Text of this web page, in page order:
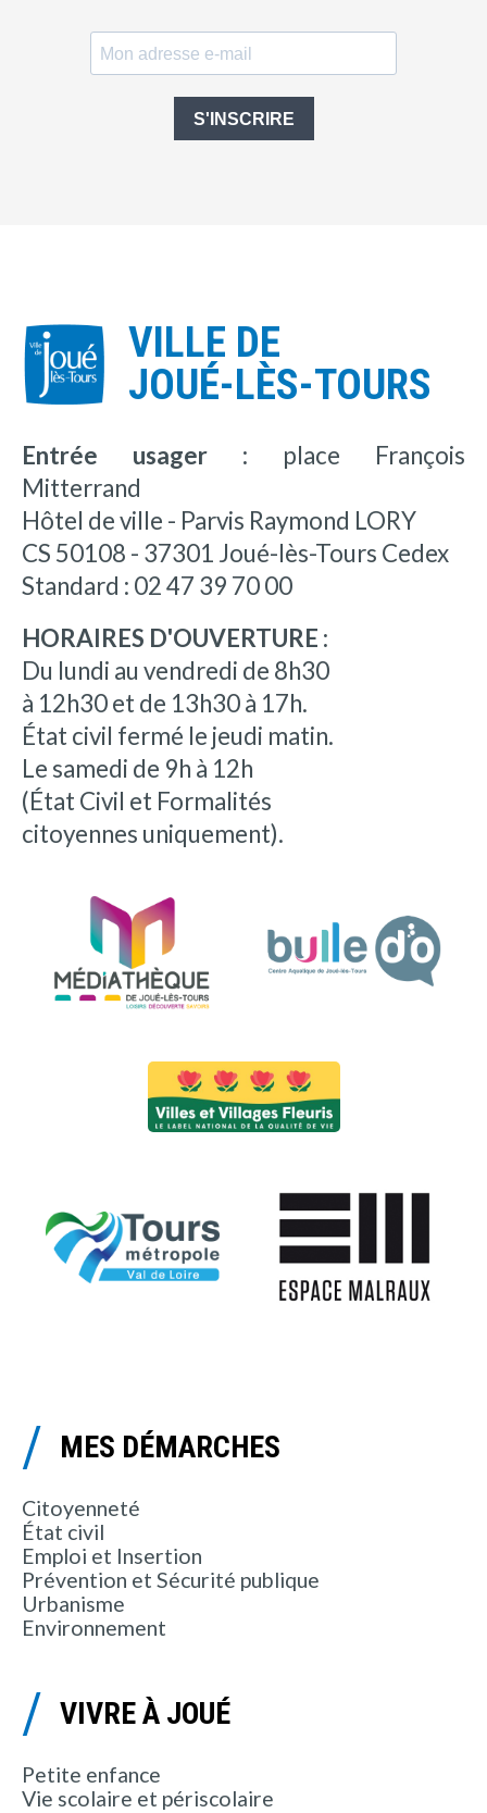
S'INSCRIRE
VILLE DE
JOUÉ-LÈS-TOURS
Entrée usager : place François
Mitterrand
Hôtel de ville - Parvis Raymond LORY
CS 50108 - 37301 Joué-lès-Tours Cedex
Standard : 02 47 39 70 00
HORAIRES D'OUVERTURE :
Du lundi au vendredi de 8h30
à 12h30 et de 13h30 à 17h.
État civil fermé le jeudi matin.
Le samedi de 9h à 12h
(État Civil et Formalités
citoyennes uniquement).
MES DÉMARCHES
Citoyenneté
État civil
Emploi et Insertion
Prévention et Sécurité publique
Urbanisme
Environnement
VIVRE À JOUÉ
Petite enfance
Vie scolaire et périscolaire